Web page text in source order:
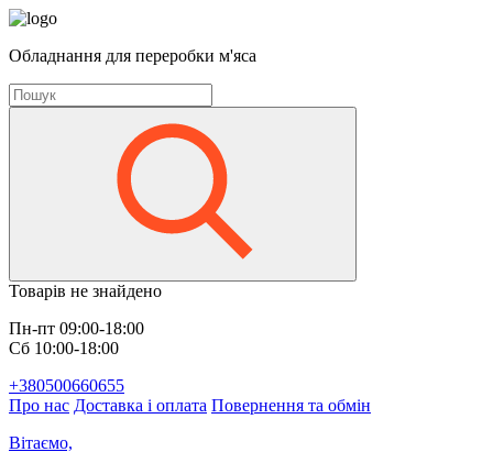
Обладнання для переробки м'яса
Товарів не знайдено
Пн-пт 09:00-18:00
Сб 10:00-18:00
+380500660655
Про нас Доставка і оплата Повернення та обмін
Вітаємо,